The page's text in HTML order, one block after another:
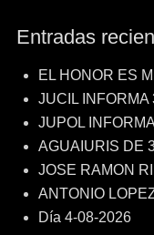
Entradas
EL HONOR ES
JUCIL INFORMA
JUPOL
AGUAIURIS DE
JOSE RAMON
ANTONIO
Día 4-08-2026